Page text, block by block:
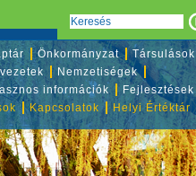
Önkormányzat
Társulások
Nemzetiségek
információk
Fejlesztések
Kapcsolatok Helyi Értéktár